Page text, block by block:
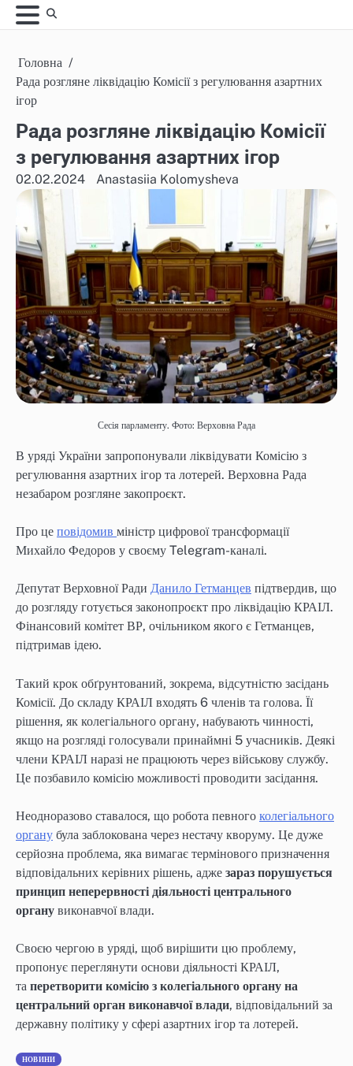
Skip
to
Головна
Рада розгляне ліквідацію Комісії з регулювання азартних
ігор
Рада розгляне ліквідацію Комісії
з регулювання азартних ігор
02.02.2024 Anastasiia Kolomysheva
Сесія парламенту. Фото: Верховна Рада
В уряді України запропонували ліквідувати Комісію з
регулювання азартних ігор та лотерей. Верховна Рада
незабаром розгляне закопроєкт.
Про це повідомив міністр цифрової трансформації
Михайло Федоров у своєму Telegram-каналі.
Депутат Верховної Ради Данило Гетманцев підтвердив, що
до розгляду готується законопроєкт про ліквідацію КРАІЛ.
Фінансовий комітет ВР, очільником якого є Гетманцев,
підтримав ідею.
Такий крок обґрунтований, зокрема, відсутністю засідань
Комісії. До складу КРАІЛ входять 6 членів та голова. Її
рішення, як колегіального органу, набувають чинності,
якщо на розгляді голосували принаймні 5 учасників. Деякі
члени КРАІЛ наразі не працюють через військову службу.
Це позбавило комісію можливості проводити засідання.
Неодноразово ставалося, що робота певного колегіального
органу була заблокована через нестачу кворуму. Це дуже
серйозна проблема, яка вимагає термінового призначення
відповідальних керівних рішень, адже зараз порушується
принцип неперервності діяльності центрального
органу виконавчої влади.
Своєю чергою в уряді, щоб вирішити цю проблему,
пропонує переглянути основи діяльності КРАІЛ,
та перетворити комісію з колегіального органу на
центральний орган виконавчої влади, відповідальний за
державну політику у сфері азартних ігор та лотерей.
НОВИНИ